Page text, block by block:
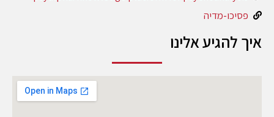
פסיכו-מדיה
איך להגיע אלינו